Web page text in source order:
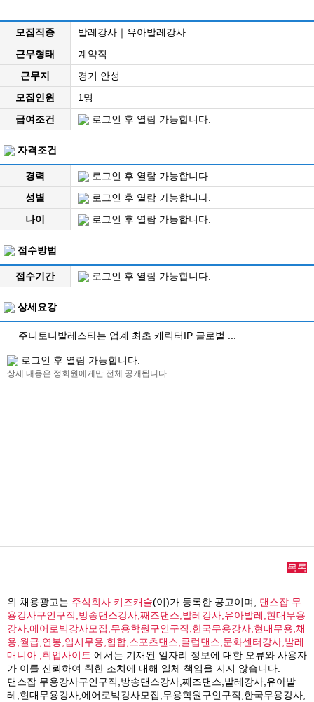
모집직종
발레강사｜유아발레강사
근무형태
계약직
근무지
경기 안성
모집인원
1명
급여조건
로그인 후 열람 가능합니다.
자격조건
경력
로그인 후 열람 가능합니다.
성별
로그인 후 열람 가능합니다.
나이
로그인 후 열람 가능합니다.
접수방법
접수기간 로그인 후 열람 가능합니다.
상세요강
주니토니발레스타는 업계 최초 캐릭터IP 글로벌 ...
로그인 후 열람 가능합니다.
상세 내용은 정회원에게만 전체 공개됩니다.
목록
위 채용광고는 주식회사 키즈캐슬(이)가 등록한 공고이며, 댄스잡 무
용강사구인구직,방송댄스강사,째즈댄스,발레강사,유아발레,현대무용
강사,에어로빅강사모집,무용학원구인구직,한국무용강사,현대무용,채
용,월급,연봉,입시무용,힙합,스포츠댄스,클럽댄스,문화센터강사,발레
매니아 ,취업사이트 에서는 기재된 일자리 정보에 대한 오류와 사용자
가 이를 신뢰하여 취한 조치에 대해 일체 책임을 지지 않습니다.
댄스잡 무용강사구인구직,방송댄스강사,째즈댄스,발레강사,유아발
레,현대무용강사,에어로빅강사모집,무용학원구인구직,한국무용강사,